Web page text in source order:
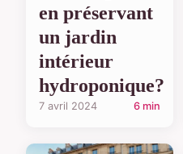
en préservant
un jardin
intérieur
hydroponique?
7 avril 2024 6 min